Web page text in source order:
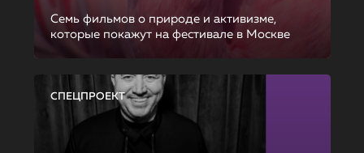
Семь фильмов о природе и активизме,
которые покажут на фестивале в Москве
СПЕЦПРОЕКТ